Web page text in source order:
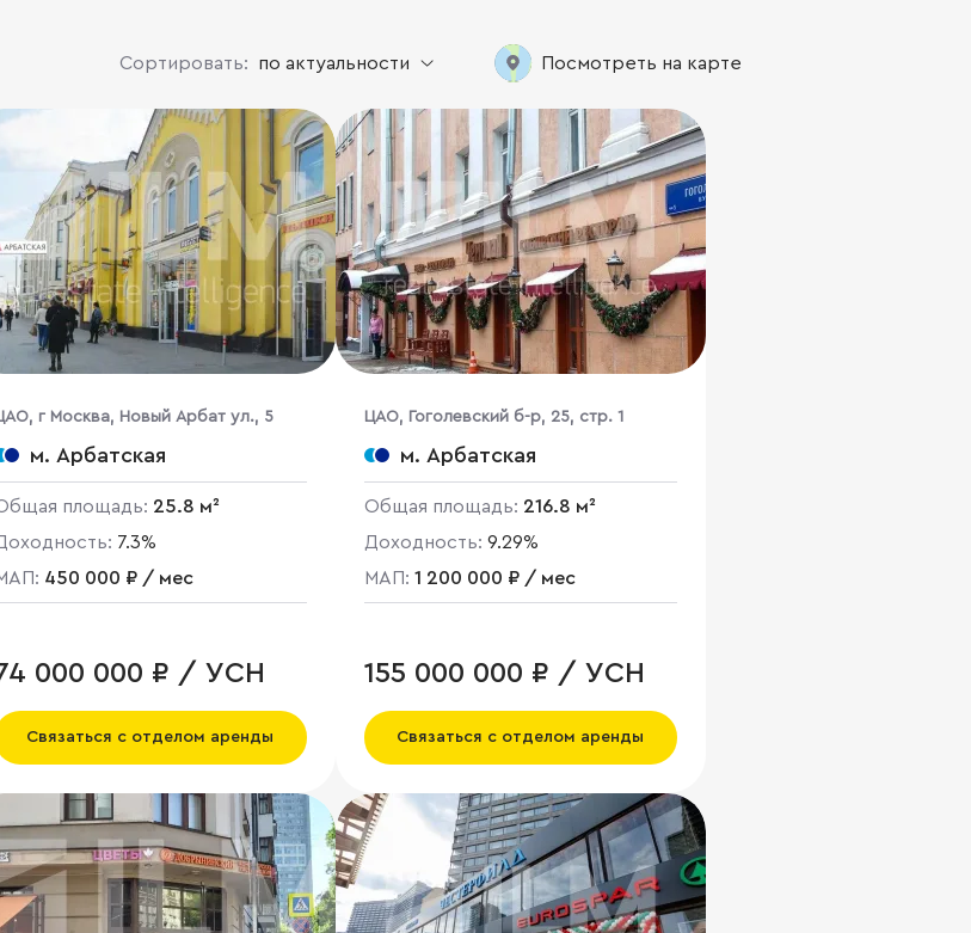
Посмотреть на карте
Сортировать: по актуальности
г Москва, Новый Арбат ул., 5
м. Арбатская
площадь: 25.8 м²
7.3%
450 000 ₽ / мес
000 000 ₽ / УСН
Связаться с отделом аренды
ЦАО, Гоголевский б-р, 25, стр. 1
м. Арбатская
Общая площадь: 216.8 м²
Доходность: 9.29%
МАП: 1 200 000 ₽ / мес
155 000 000 ₽ / УСН
Связаться с отделом аренды